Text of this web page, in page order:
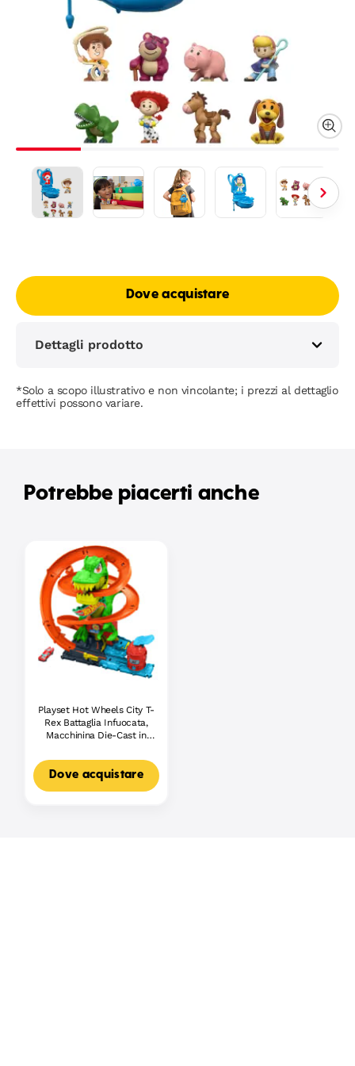
Dove acquistare
Dettagli prodotto
*Solo a scopo illustrativo e non vincolante; i prezzi al dettaglio
effettivi possono variare.
Potrebbe piacerti anche
Playset Hot Wheels City T-
Rex Battaglia Infuocata,
Macchinina Die-Cast in
Nemico
Dove acquistare